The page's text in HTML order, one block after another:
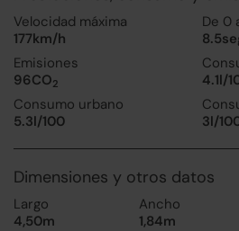
Velocidad máxima
177km/h
De 0
Emisiones
96CO2
4.1l/
Consumo urbano
5.3l/100
3l/
Dimensiones y otros datos
Largo
4,50m
Ancho
1,84m